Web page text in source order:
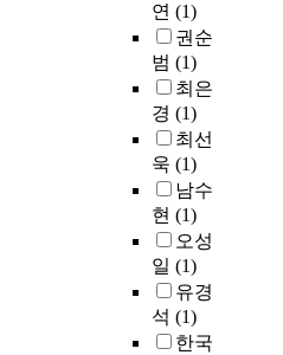
연 (1)
권순
범 (1)
최은
경 (1)
최선
욱 (1)
남수
현 (1)
오성
일 (1)
유경
석 (1)
한국